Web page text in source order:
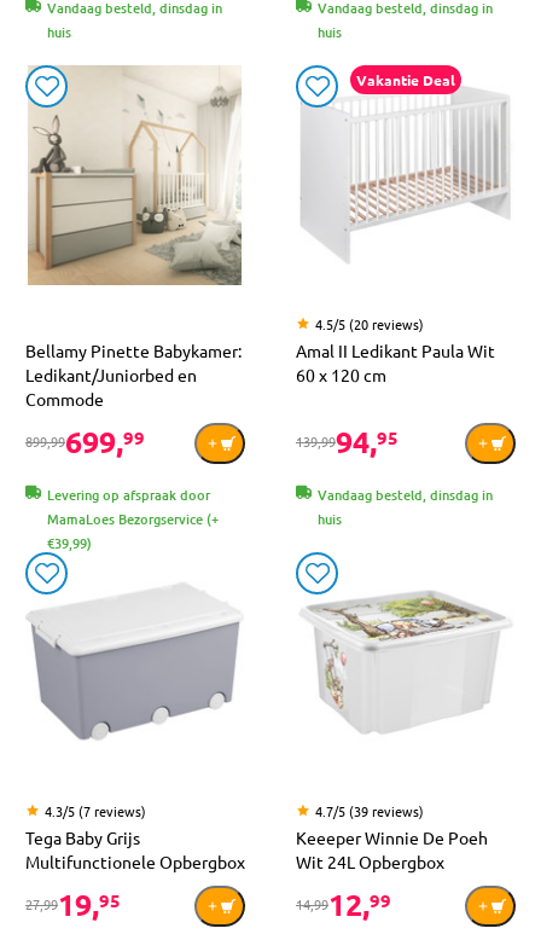
Vandaag besteld, dinsdag in
huis
Vandaag besteld, dinsdag in
huis
Bellamy Pinette Babykamer:
Ledikant/Juniorbed en
Commode
899,99699,99
Levering op afspraak door
MamaLoes Bezorgservice (+
€39,99)
Vakantie Deal
4.5/5 (20 reviews)
Amal II Ledikant Paula Wit
60 x 120 cm
139,9994,95
Vandaag besteld, dinsdag in
huis
4.3/5 (7 reviews)
Tega Baby Grijs
Multifunctionele Opbergbox
27,9919,95
4.7/5 (39 reviews)
Keeeper Winnie De Poeh
Wit 24L Opbergbox
14,9912,99